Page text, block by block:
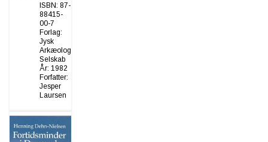
ISBN: 87-
88415-
00-7
Forlag:
Jysk
Arkæologisk
Selskab
År: 1982
Forfatter:
Jesper
Laursen